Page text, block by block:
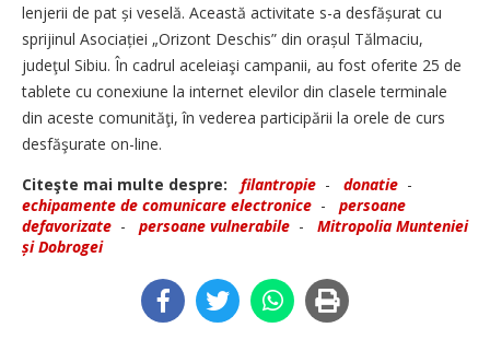
lenjerii de pat și veselă. Această activitate s-a desfă­șurat cu
sprijinul Aso­ciației „Orizont Deschis” din orașul Tălmaciu,
judeţul Sibiu. În cadrul aceleiaşi campanii, au fost oferite 25 de
tablete cu conexiune la internet elevilor din clasele terminale
din aceste comunităţi, în vederea participării la orele de curs
desfăşurate on-line.
Citeşte mai multe despre:
filantropie - donatie -
echipamente de comunicare electronice - persoane
defavorizate - persoane vulnerabile - Mitropolia Munteniei
și Dobrogei